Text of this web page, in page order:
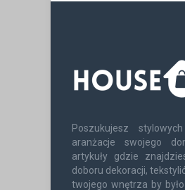
Poszukujesz
aranżacje swojego
artykuły gdzie
doboru dekoracji,
twojego wnętrza by